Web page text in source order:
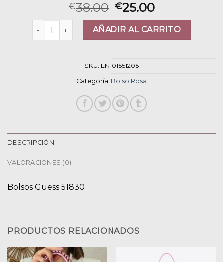
€38.00 €25.00
bolso rosa cantidadAÑADIR AL CARRITO
SKU: EN-01551205
Categoría: Bolso Rosa
DESCRIPCIÓN
VALORACIONES (0)
Bolsos Guess 51830
PRODUCTOS RELACIONADOS